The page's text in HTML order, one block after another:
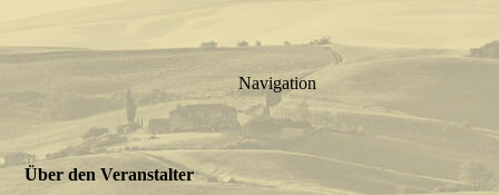
Navigation
Über den Veranstalter